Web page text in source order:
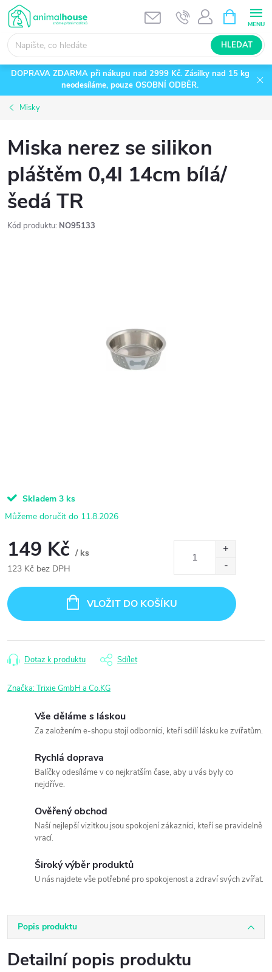
Přejít
na
obsah
HLEDAT
NÁKUPNÍ
KOŠÍK
DOPRAVA ZDARMA při nákupu nad 2999 Kč. Zásilky nad 15 kg
neodesíláme, pouze OSOBNÍ ODBĚR.
Misky
Miska nerez se silikon
pláštěm 0,4l 14cm bílá/
šedá TR
Kód produktu: NO95133
Skladem 3 ks
11.8.2026
149 Kč / ks
123 Kč bez DPH
cena:
VLOŽIT DO KOŠÍKU
Dotaz k produktu Sdílet
Značka:Trixie GmbH a Co.KG
Vše děláme s láskou
Za založením e-shopu stojí odborníci, kteří sdílí lásku ke zvířatům.
Rychlá doprava
Balíčky odesíláme v co nejkratším čase, aby u vás byly co
nejdříve.
Ověřený obchod
Naší nejlepší vizitkou jsou spokojení zákazníci, kteří se pravidelně
vrací.
Široký výběr produktů
U nás najdete vše potřebné pro spokojenost a zdraví svých zvířat.
Popis produktu
Detailní popis produktu